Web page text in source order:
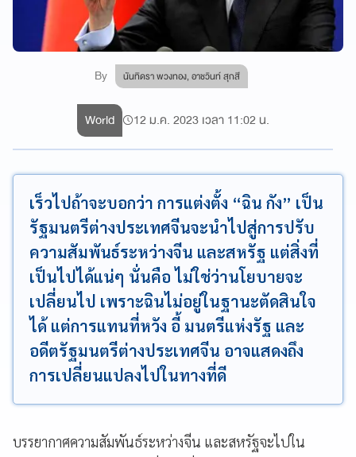
By นันทิดรา พวงทอง, อาชวินท์ สุกสี
World 12 ม.ค. 2023 เวลา 11:02 น.
เร็วไปถ้าจะบอกว่า การแต่งตั้ง “ฉิน กัง” เป็น
รัฐมนตรีต่างประเทศจีนจะนำไปสู่การปรับ
ความสัมพันธ์ระหว่างจีน และสหรัฐ แต่สิ่งที่
เป็นไปได้แน่ๆ นั่นคือ ไม่ใช่ว่านโยบายจะ
เปลี่ยนไป เพราะฉินไม่อยู่ในฐานะตัดสินใจ
ได้ แต่การแทนที่หวัง อี้ มนตรีแห่งรัฐ และ
อดีตรัฐมนตรีต่างประเทศจีน อาจแสดงถึง
การเปลี่ยนแปลงไปในทางที่ดี
บรรยากาศความสัมพันธ์ระหว่างจีน และสหรัฐจะไปใน